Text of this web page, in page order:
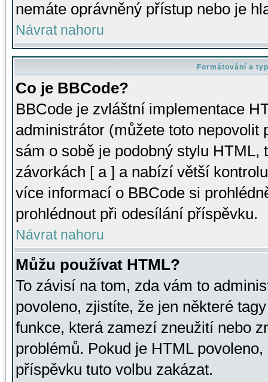
nemáte oprávněný přístup nebo je
Návrat nahoru
Formátování a
Co je BBCode?
BBCode je zvláštní implementace
administrátor (můžete toto
sám o sobě je podobný stylu HTML,
závorkách [ a ] a nabízí větší
více informací o BBCode si
prohlédnout při odesílání příspěvku.
Návrat nahoru
Můžu používat HTML?
To závisí na tom, zda vám to
povoleno, zjistíte, že jen některé
funkce, která zamezí zneužití nebo
problémů. Pokud je HTML
příspěvku tuto volbu zakázat.